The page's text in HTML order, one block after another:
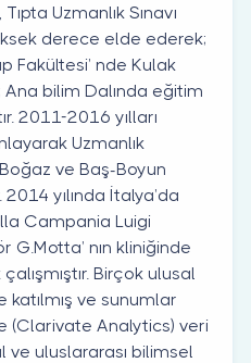
Uzmanlık Sınavı
derece elde ederek;
Fakültesi’ nde Kulak
Ana bilim Dalında eğitim
2011-2016 yılları
Uzmanlık
ve Baş-Boyun
2014 yılında İtalya’da
Campania Luigi
G.Motta’ nın kliniğinde
Birçok ulusal
katılmış ve sunumlar
(Clarivate Analytics) veri
uluslararası bilimsel